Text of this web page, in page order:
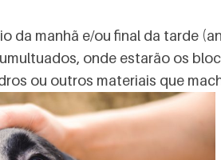
da manhã e/ou final da tarde
onde estarão os
ou outros materiais que